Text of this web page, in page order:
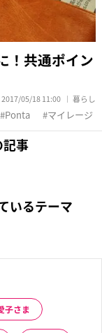
！共通ポイン
2017/05/18 11:00 暮らし
Ponta マイレージ
記事
いるテーマ
子さま